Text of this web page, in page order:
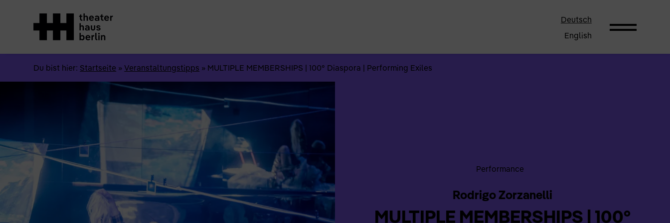
Deutsch
English
Du bist hier: Startseite »Veranstaltungstipps » MULTIPLE MEMBERSHIPS | 100° Diaspora | Performing Exiles
Performance
Rodrigo Zorzanelli
MULTIPLE MEMBERSHIPS | 100°